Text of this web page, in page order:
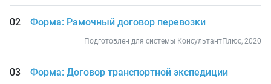
Форма: Рамочный договор перевозки
Подготовлен для системы КонсультантПлюс, 2020
Форма: Договор транспортной экспедиции